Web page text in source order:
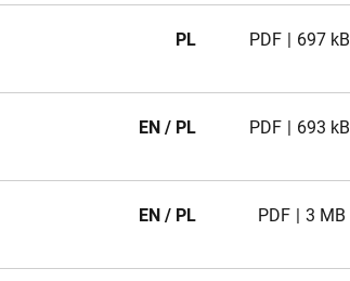
PL PDF 697 kB
EN / PL PDF 693 kB
EN / PL PDF 3 MB